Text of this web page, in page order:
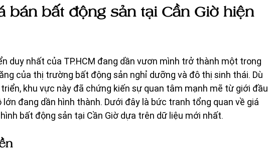
bán bất động sản tại Cần Giờ hiện
duy nhất của TP.HCM đang dần vươn mình trở thành một trong
của thị trường bất động sản nghỉ dưỡng và đô thị sinh thái. Dù
khu vực này đã chứng kiến sự quan tâm mạnh mẽ từ giới đầu
đang dần hình thành. Dưới đây là bức tranh tổng quan về giá
bất động sản tại Cần Giờ dựa trên dữ liệu mới nhất.